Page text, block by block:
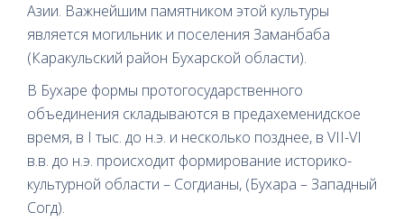
Азии. Важнейшим памятником этой культуры
является могильник и поселения Заманбаба
(Каракульский район Бухарской области).
В Бухаре формы протогосударственного
объединения складываются в предахеменидское
время, в I тыс. до н.э. и несколько позднее, в VII-VI
в.в. до н.э. происходит формирование историко-
культурной области – Согдианы, (Бухара – Западный
Согд).